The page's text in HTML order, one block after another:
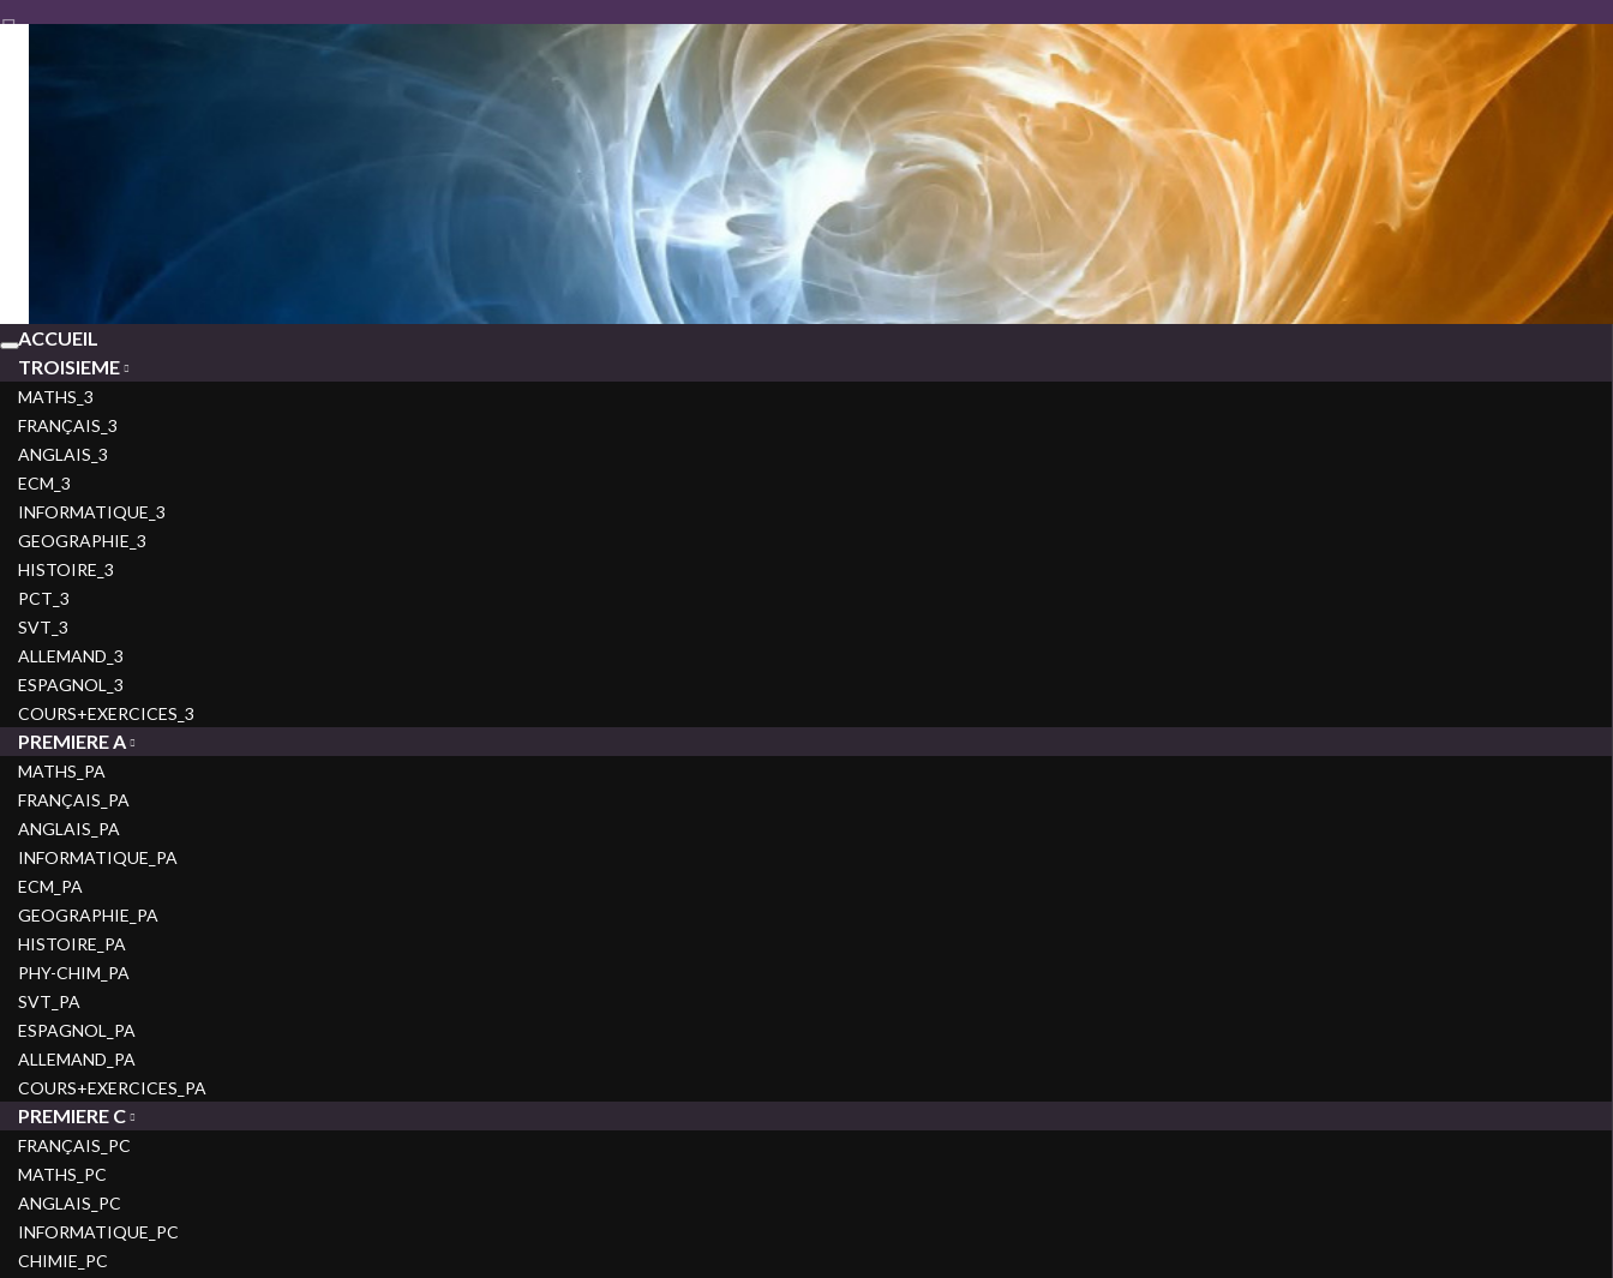
Toggle
navigation
SUJETEXA
SITEWEB D'EPREUVES POUR LYCEES ET COLLEGES D'ENSEIGNEMENT GENERAL DU CAMEROUN
ACCUEIL
TROISIEME
MATHS_3
FRANÇAIS_3
ANGLAIS_3
ECM_3
INFORMATIQUE_3
GEOGRAPHIE_3
HISTOIRE_3
PCT_3
SVT_3
ALLEMAND_3
ESPAGNOL_3
COURS+EXERCICES_3
PREMIERE A
MATHS_PA
FRANÇAIS_PA
ANGLAIS_PA
INFORMATIQUE_PA
ECM_PA
GEOGRAPHIE_PA
HISTOIRE_PA
PHY-CHIM_PA
SVT_PA
ESPAGNOL_PA
ALLEMAND_PA
COURS+EXERCICES_PA
PREMIERE C
FRANÇAIS_PC
MATHS_PC
ANGLAIS_PC
INFORMATIQUE_PC
CHIMIE_PC